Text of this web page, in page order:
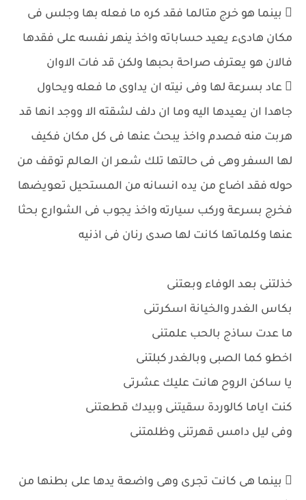
 بينما هو خرج متالما فقد كره ما فعله بها وجلس فى
مكان هادىء يعيد حساباته واخذ ينهر نفسه على فقدها
فالان هو يعترف صراحة بحبها ولكن قد فات الاوان
 عاد بسرعة لها وفى نيته ان يداوى ما فعله ويحاول
جاهدا ان يعيدها اليه وما ان دلف لشقته الا ووجد انها قد
هربت منه فصدم واخذ يبحث عنها فى كل مكان فكيف
لها السفر وهى فى حالتها تلك شعر ان العالم توقف من
حوله فقد اضاع من يده انسانه من المستحيل تعويضها
فخرج بسرعة وركب سيارته واخذ يجوب فى الشوارع بحثا
عنها وكلماتها كانت لها صدى رنان فى اذنيه
خذلتنى بعد الوفاء وبعتنى
بكاس الغدر والخيانة اسكرتنى
ما عدت ساذج بالحب علمتنى
اخطو كما الصبى وبالغدر كبلتنى
يا ساكن الروح هانت عليك عشرتى
كنت اياما كالوردة سقيتنى وبيدك قطعتنى
وفى ليل دامس قهرتنى وظلمتنى
 بينما هى كانت تجرى وهى واضعة يدها على بطنها من